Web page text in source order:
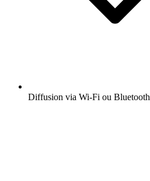
Diffusion via Wi-Fi ou Bluetooth